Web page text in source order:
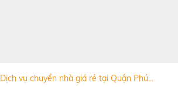
Dịch vụ chuyển nhà giá rẻ tại Quận Phú...